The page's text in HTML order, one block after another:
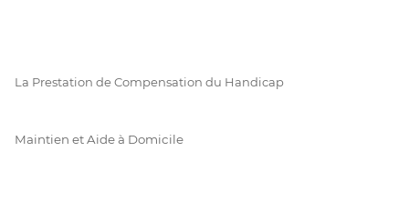
La Prestation de Compensation du Handicap
Maintien et Aide à Domicile